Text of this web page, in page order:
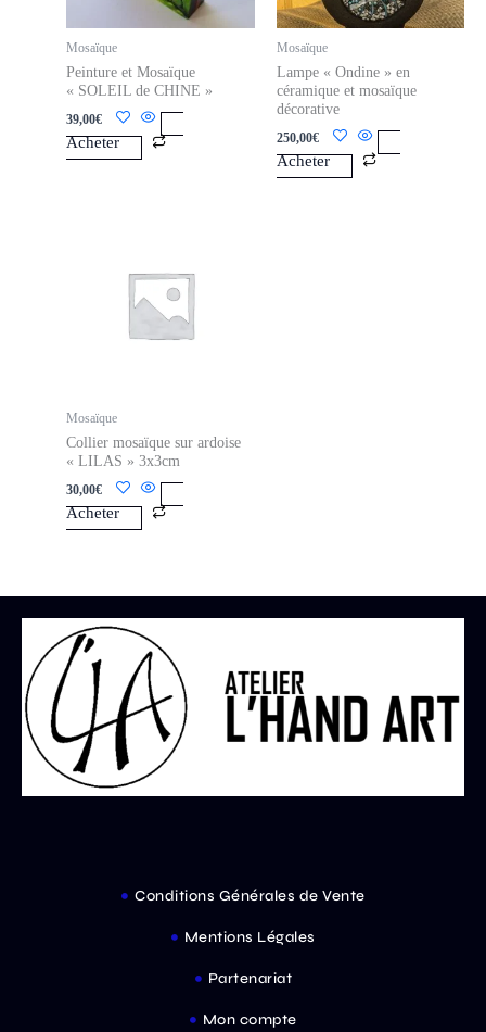
Mosaïque
Peinture et Mosaïque
« SOLEIL de CHINE »
39,00€
Mosaïque
Lampe « Ondine » en
céramique et mosaïque
décorative
250,00€
Mosaïque
Collier mosaïque sur ardoise
« LILAS » 3x3cm
30,00€
Conditions Générales de Vente
Mentions Légales
Partenariat
Mon compte